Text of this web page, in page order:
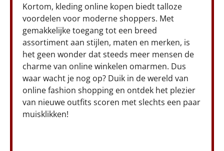
Kortom, kleding online kopen biedt talloze
voordelen voor moderne shoppers. Met
gemakkelijke toegang tot een breed
assortiment aan stijlen, maten en merken, is
het geen wonder dat steeds meer mensen de
charme van online winkelen omarmen. Dus
waar wacht je nog op? Duik in de wereld van
online fashion shopping en ontdek het plezier
van nieuwe outfits scoren met slechts een paar
muisklikken!